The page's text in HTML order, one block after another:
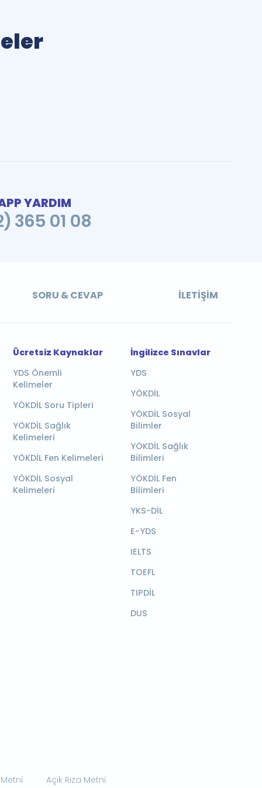
YARDIM
365 01 08
SORU & CEVAP İLETIŞIM
Ücretsiz Kaynaklar
YDS Önemli
Kelimeler
YÖKDİL Soru Tipleri
YÖKDİL Sağlık
Kelimeleri
YÖKDİL Fen Kelimeleri
YÖKDİL Sosyal
Kelimeleri
İngilizce Sınavlar
YDS
YÖKDİL
YÖKDİL Sosyal
Bilimler
YÖKDİL Sağlık
Bilimleri
YÖKDİL Fen
Bilimleri
YKS-DİL
E-YDS
IELTS
TOEFL
TIPDİL
DUS
Açık Rıza Metni